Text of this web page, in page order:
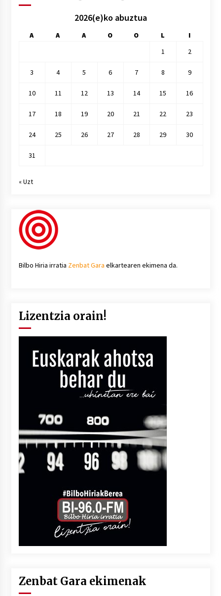
2026(e)ko abuztua
A A A O O L
I
1
2
3 4 5 6 7 8 9
10 11 12 13 14 15 16
17 18 19 20 21 22 23
24 25 26 27 28 29 30
31
« Uzt
Bilbo Hiria irratia Zenbat Gara elkartearen ekimena da.
Lizentzia orain!
Zenbat Gara ekimenak